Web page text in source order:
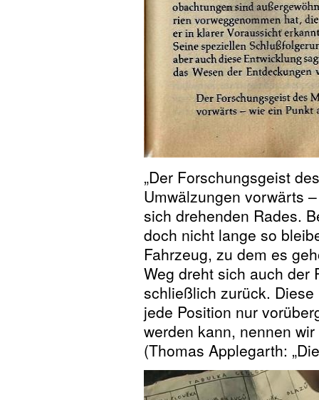
„Der Forschungsgeist
Umwälzungen vorwärts
sich drehenden Rades.
doch nicht lange so
Fahrzeug, zu dem es
Weg dreht sich auch der
schließlich zurück.
jede Position nur
werden kann, nennen
(Thomas Applegarth: